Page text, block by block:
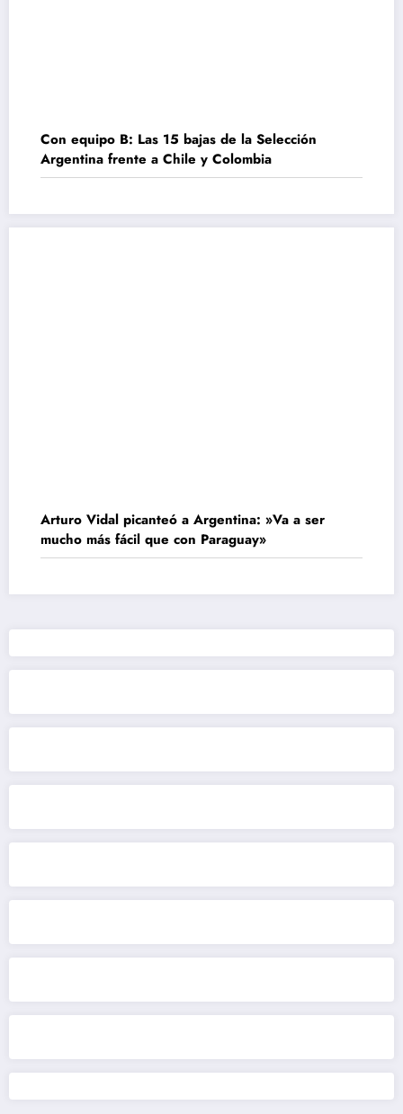
Con equipo B: Las 15 bajas de la Selección
Argentina frente a Chile y Colombia
Arturo Vidal picanteó a Argentina: »Va a ser
mucho más fácil que con Paraguay»